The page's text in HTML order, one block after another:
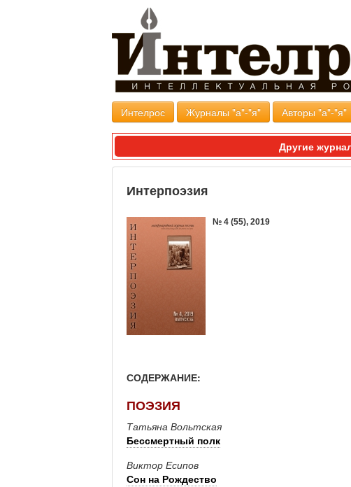
Интелрос Журналы "а"-"я" Авторы "а"-"я"
Другие
Интерпоэзия
№ 4 (55), 2019
СОДЕРЖАНИЕ:
ПОЭЗИЯ
Татьяна Вольтская
Бессмертный полк
Виктор Есипов
Сон на Рождество